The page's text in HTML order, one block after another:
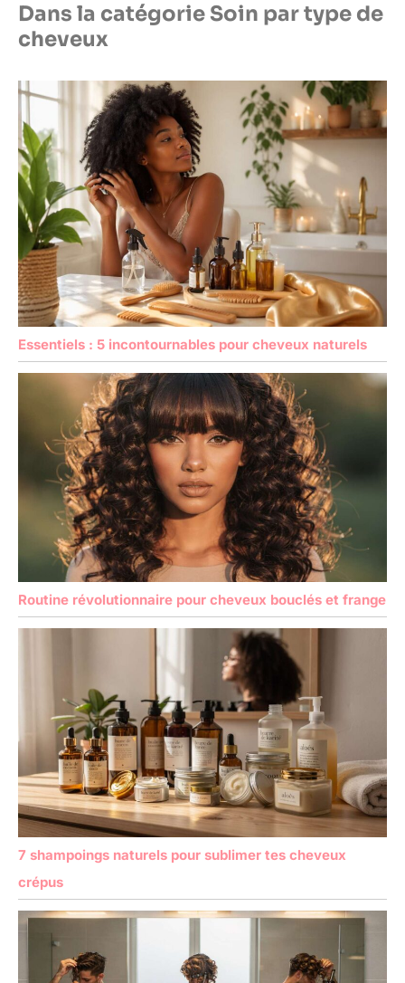
Dans la catégorie Soin par type de
cheveux
Essentiels : 5 incontournables pour cheveux naturels
Routine révolutionnaire pour cheveux bouclés et frange
7 shampoings naturels pour sublimer tes cheveux
crépus